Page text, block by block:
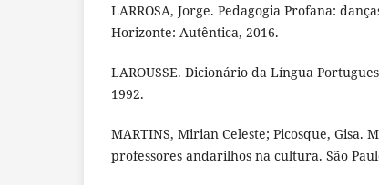
LARROSA, Jorge. Pedagogia Profana:
Horizonte: Autêntica, 2016.
LAROUSSE. Dicionário da Língua
1992.
MARTINS, Mirian Celeste; Picosque, Gisa.
professores andarilhos na cultura. São